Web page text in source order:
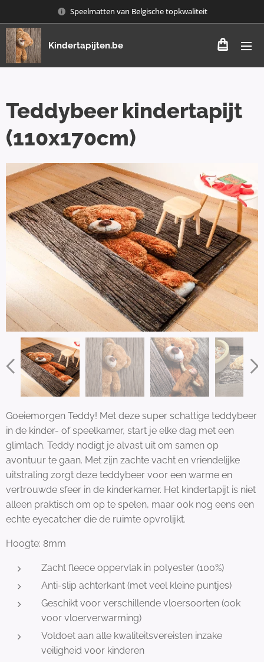
Speelmatten van Belgische topkwaliteit
Kindertapijten.be
Teddybeer kindertapijt
(110x170cm)
Goeiemorgen Teddy! Met deze super schattige teddybeer
in de kinder- of speelkamer, start je elke dag met een
glimlach. Teddy nodigt je alvast uit om samen op
avontuur te gaan. Met zijn zachte vacht en vriendelijke
uitstraling zorgt deze teddybeer voor een warme en
vertrouwde sfeer in de kinderkamer. Het kindertapijt is niet
alleen praktisch om op te spelen, maar ook nog eens een
echte eyecatcher die de ruimte opvrolijkt.
Hoogte: 8mm
Zacht fleece oppervlak in polyester (100%)
Anti-slip achterkant (met veel kleine puntjes)
Geschikt voor verschillende vloersoorten (ook
voor vloerverwarming)
Voldoet aan alle kwaliteitsvereisten inzake
veiligheid voor kinderen